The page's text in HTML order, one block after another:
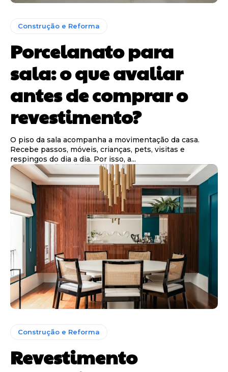
Construção e Reforma
Porcelanato para
sala: o que avaliar
antes de comprar o
revestimento?
O piso da sala acompanha a movimentação da casa.
Recebe passos, móveis, crianças, pets, visitas e
respingos do dia a dia. Por isso, a...
Construção e Reforma
Revestimento